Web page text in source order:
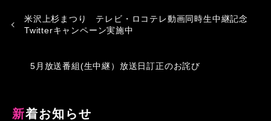
米沢上杉まつり テレビ・ロコテレ動画同時生中継記念
Twitterキャンペーン実施中
5月放送番組(生中継）放送日訂正のお詫び
新着お知らせ